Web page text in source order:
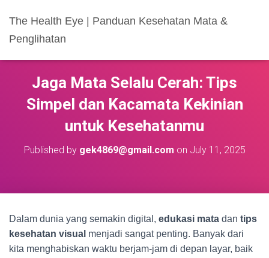
The Health Eye | Panduan Kesehatan Mata &
Penglihatan
Jaga Mata Selalu Cerah: Tips
Simpel dan Kacamata Kekinian
untuk Kesehatanmu
Published by gek4869@gmail.com on July 11, 2025
Dalam dunia yang semakin digital, edukasi mata dan tips
kesehatan visual menjadi sangat penting. Banyak dari
kita menghabiskan waktu berjam-jam di depan layar, baik